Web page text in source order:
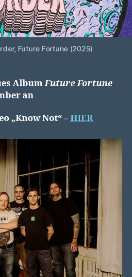
Future Fortune (2025)
AlbumFuture Fortune
an
„Know Not“ –HIER